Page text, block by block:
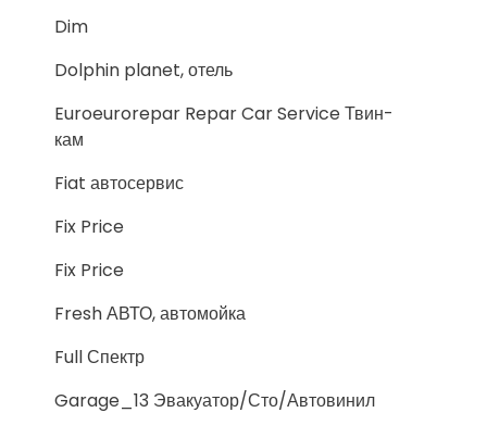
Dim
Dolphin planet, отель
Euroeurorepar Repar Car Service Твин-
кам
Fiat автосервис
Fix Price
Fix Price
Fresh АВТО, автомойка
Full Спектр
Garage_13 Эвакуатор/Сто/Автовинил